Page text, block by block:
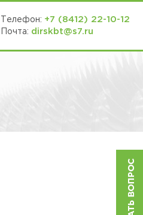
Телефон: +7 (8412) 22-10-12
Почта: dirskbt@s7.ru